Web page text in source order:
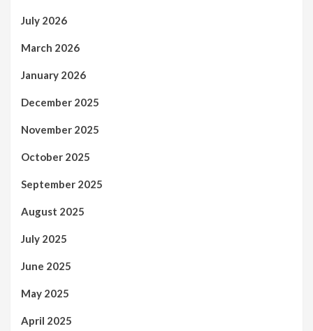
July 2026
March 2026
January 2026
December 2025
November 2025
October 2025
September 2025
August 2025
July 2025
June 2025
May 2025
April 2025